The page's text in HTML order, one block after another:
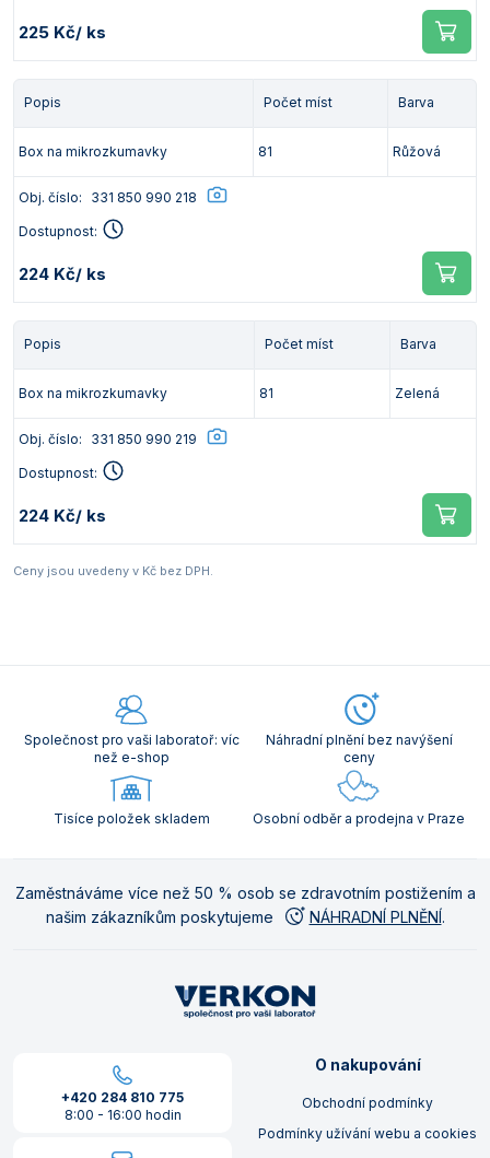
225 Kč/ ks
Popis Počet míst Barva
Box na mikrozkumavky 81 Růžová
Obj. číslo: 331 850 990 218
Dostupnost:
224 Kč/ ks
Popis Počet míst Barva
Box na mikrozkumavky 81 Zelená
Obj. číslo: 331 850 990 219
Dostupnost:
224 Kč/ ks
Ceny jsou uvedeny v Kč bez DPH.
Společnost pro vaši laboratoř: víc
než e-shop
Náhradní plnění bez navýšení
ceny
Tisíce položek skladem Osobní odběr a prodejna v Praze
Zaměstnáváme více než 50 % osob se zdravotním postižením a
našim zákazníkům poskytujeme
NÁHRADNÍ PLNĚNÍ.
+420 284 810 775
8:00 - 16:00 hodin
O nakupování
Obchodní podmínky
Podmínky užívání webu a cookies